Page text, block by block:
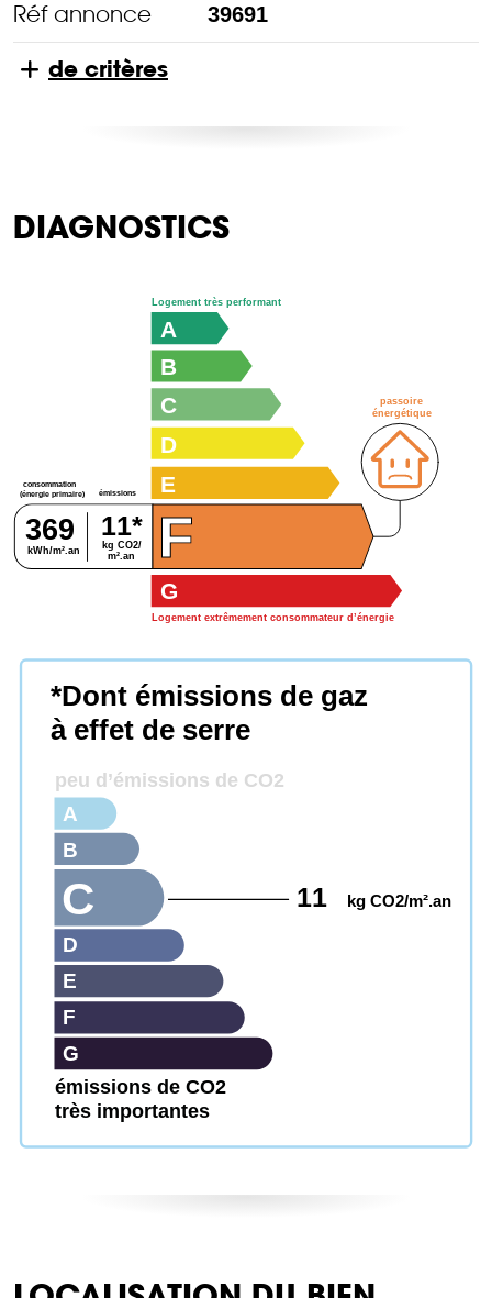
Réf annonce 39691
de critères
DIAGNOSTICS
consommation
(énergie primaire)
émissions
kg CO2/
m².an
kWh/m².an
369 11*
G
Logement extrêmement consommateur d’énergie
passoire
énergétique
F
E
D
C
B
A
Logement très performant
émissions de CO2
très importantes
*Dont émissions de gaz
à effet de serre
peu d’émissions de CO2
G
F
E
D
C 11 kg CO2/m².an
B
A